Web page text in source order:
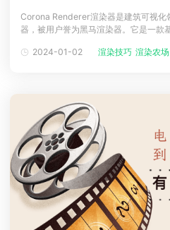
Corona Renderer渲染器是建筑可视
器，被用户誉为黑马渲染器。它是一款
界面和简单的设置，且不像V-Ray有那
2024-01-02 渲染技巧 渲染农场